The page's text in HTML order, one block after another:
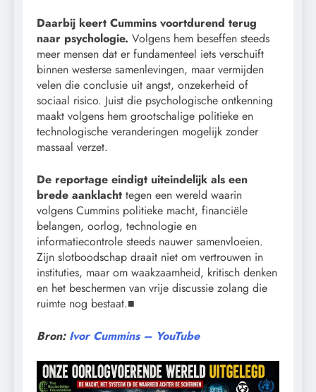
Daarbij keert Cummins voortdurend terug
naar psychologie. Volgens hem beseffen steeds
meer mensen dat er fundamenteel iets verschuift
binnen westerse samenlevingen, maar vermijden
velen die conclusie uit angst, onzekerheid of
sociaal risico. Juist die psychologische ontkenning
maakt volgens hem grootschalige politieke en
technologische veranderingen mogelijk zonder
massaal verzet.
De reportage eindigt uiteindelijk als een
brede aanklacht tegen een wereld waarin
volgens Cummins politieke macht, financiële
belangen, oorlog, technologie en
informatiecontrole steeds nauwer samenvloeien.
Zijn slotboodschap draait niet om vertrouwen in
instituties, maar om waakzaamheid, kritisch denken
en het beschermen van vrije discussie zolang die
ruimte nog bestaat.■
Bron: Ivor Cummins – YouTube